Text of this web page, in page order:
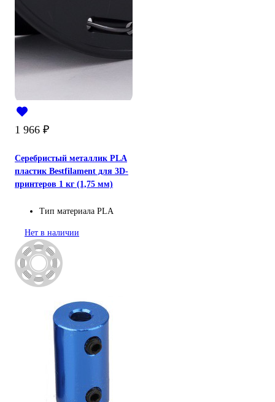
1 966 ₽
Серебристый металлик PLA
пластик Bestfilament для 3D-
принтеров 1 кг (1,75 мм)
Тип материала PLA
Нет в наличии